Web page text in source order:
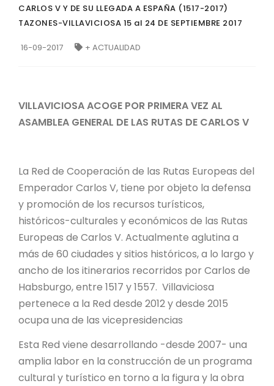
CARLOS V Y DE SU LLEGADA A ESPAÑA (1517-2017)
TAZONES-VILLAVICIOSA 15 al 24 DE SEPTIEMBRE 2017
16-09-2017 + ACTUALIDAD
VILLAVICIOSA ACOGE POR PRIMERA VEZ AL
ASAMBLEA GENERAL DE LAS RUTAS DE CARLOS V
La Red de Cooperación de las Rutas Europeas del
Emperador Carlos V, tiene por objeto la defensa
y promoción de los recursos turísticos,
históricos-culturales y económicos de las Rutas
Europeas de Carlos V. Actualmente aglutina a
más de 60 ciudades y sitios históricos, a lo largo y
ancho de los itinerarios recorridos por Carlos de
Habsburgo, entre 1517 y 1557. Villaviciosa
pertenece a la Red desde 2012 y desde 2015
ocupa una de las vicepresidencias
Esta Red viene desarrollando -desde 2007- una
amplia labor en la construcción de un programa
cultural y turístico en torno a la figura y la obra